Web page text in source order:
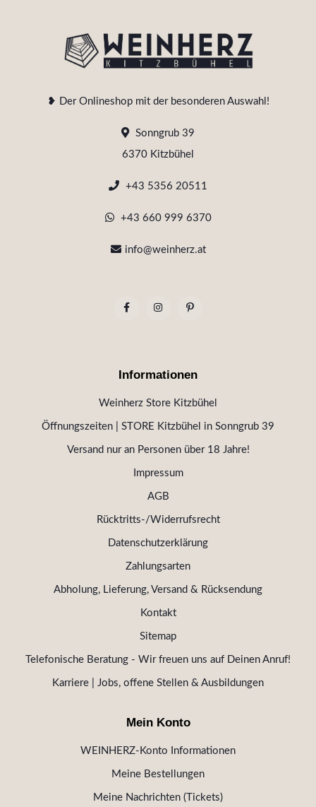
❥ Der Onlineshop mit der besonderen Auswahl!
Sonngrub 39
6370 Kitzbühel
+43 5356 20511
+43 660 999 6370
info@weinherz.at
Informationen
Weinherz Store Kitzbühel
Öffnungszeiten | STORE Kitzbühel in Sonngrub 39
Versand nur an Personen über 18 Jahre!
Impressum
AGB
Rücktritts-/Widerrufsrecht
Datenschutzerklärung
Zahlungsarten
Abholung, Lieferung, Versand & Rücksendung
Kontakt
Sitemap
Telefonische Beratung - Wir freuen uns auf Deinen Anruf!
Karriere | Jobs, offene Stellen & Ausbildungen
Mein Konto
WEINHERZ-Konto Informationen
Meine Bestellungen
Meine Nachrichten (Tickets)